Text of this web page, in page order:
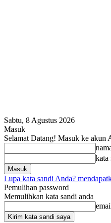
Sabtu, 8 Agustus 2026
Masuk
Selamat Datang! Masuk ke akun
kata
Lupa kata sandi Anda?
Pemulihan password
Memulihkan kata sandi anda